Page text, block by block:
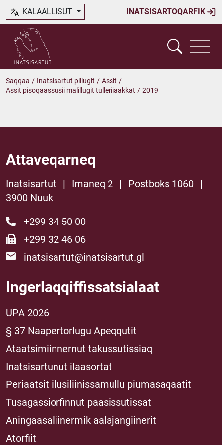
INATSISARTOQARFIK
KALAALLISUT
Saqqaa / Inatsisartut pillugit / Assit /
Assit pisoqaassusii malillugit tulleriiaakkat / 2019
Attaveqarneq
Inatsisartut | Imaneq 2 | Postboks 1060
|
3900 Nuuk
+299 34 50 00
+299 32 46 06
inatsisartut@inatsisartut.gl
Ingerlaqqiffissatsialaat
UPA 2026
§ 37 Naapertorlugu Apeqqutit
Ataatsimiinnernut takussutissiaq
Inatsisartunut ilaasortat
Periaatsit ilusiliinissamullu piumasaqaatit
Tusagassiorfinnut paasissutissat
Aningaasaliinermik aalajangiinerit
Atorfiit